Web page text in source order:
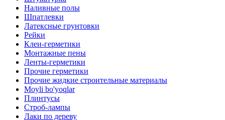
Наливные полы
Шпатлевки
Латексные грунтовки
Рейки
Клеи-герметики
Монтажные пены
Ленты-герметики
Прочие герметики
Прочие жидкие строительные материалы
Moyli bo'yoqlar
Плинтусы
Строб-лампы
Лаки по дереву